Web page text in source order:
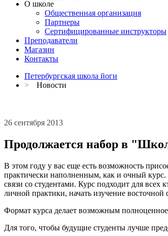
О школе
Общественная организация
Партнеры
Сертифицированные инструкторы
Преподаватели
Магазин
Контакты
Петербургская школа йоги
>
Новости
26 сентября 2013
Продолжается набор в
В этом году у вас еще есть возможность
практически наполненным, как и очный
связи со студентами. Курс подходит для всех
личной практики, начать изучение
Формат курса делает возможным
Для того, чтобы будущие студенты лучше